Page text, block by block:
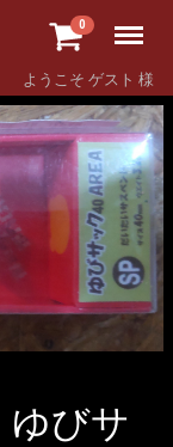
0
ようこそ ゲスト 様
Menu
びサ